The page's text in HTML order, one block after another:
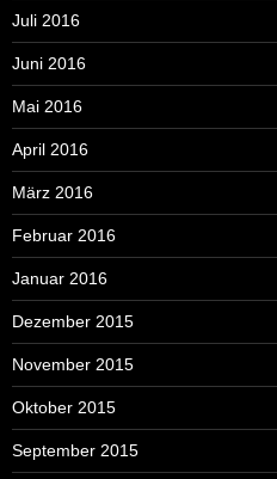
Juli 2016
Juni 2016
Mai 2016
April 2016
März 2016
Februar 2016
Januar 2016
Dezember 2015
November 2015
Oktober 2015
September 2015